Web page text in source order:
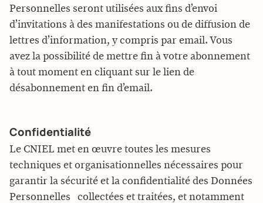
Personnelles seront utilisées aux fins d’envoi
d’invitations à des manifestations ou de diffusion de
lettres d’information, y compris par email. Vous
avez la possibilité de mettre fin à votre abonnement
à tout moment en cliquant sur le lien de
désabonnement en fin d’email.
Confidentialité
Le CNIEL met en œuvre toutes les mesures
techniques et organisationnelles nécessaires pour
garantir la sécurité et la confidentialité des Données
Personnelles collectées et traitées, et notamment